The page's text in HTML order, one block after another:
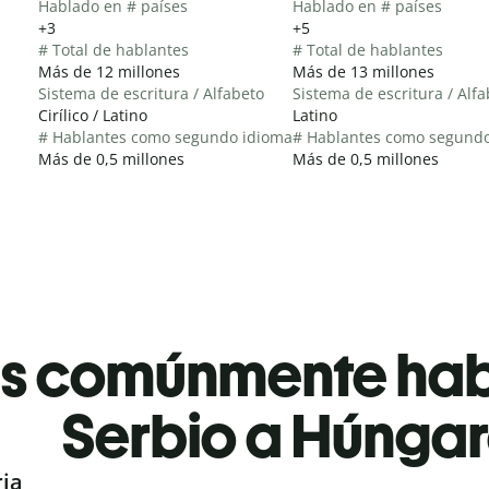
Hablado en # países
+3
# Total de hablantes
Más de 12 millones
Sistema de escritura / Alfabeto
Cirílico / Latino
# Hablantes como segundo idioma
Más de 0,5 millones
Hablado en # países
+5
# Total de hablantes
Más de 13 millones
Sistema de escritura /
Latino
# Hablantes como
Más de 0,5 millones
comúnmente
Serbio a